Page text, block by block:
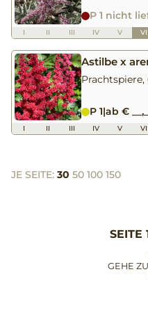
P 1 nicht
I II III IV V VI
Astilbe x
P 1|ab € __,__
I II III IV V VI
JE SEITE: 30 50 100 150
SEITE
GEHE ZU